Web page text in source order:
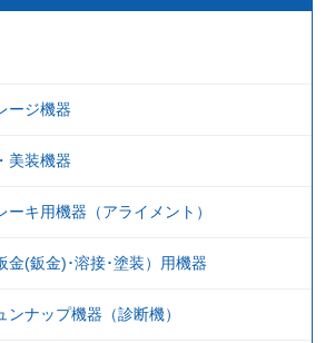
ージ機器
美装機器
ーキ用機器（アライメント）
金(鈑金)･溶接･塗装）用機器
ンナップ機器（診断機）